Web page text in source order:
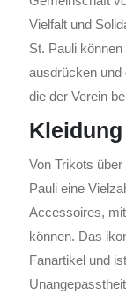
Vielfalt und
St. Pauli
ausdrücken und
die der Verein
Von Trikots
Pauli eine
Accessoires,
können. Das
Fanartikel und